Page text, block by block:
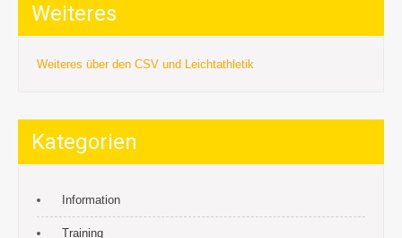
Weiteres
Weiteres über den CSV und Leichtathletik
Kategorien
Information
Training